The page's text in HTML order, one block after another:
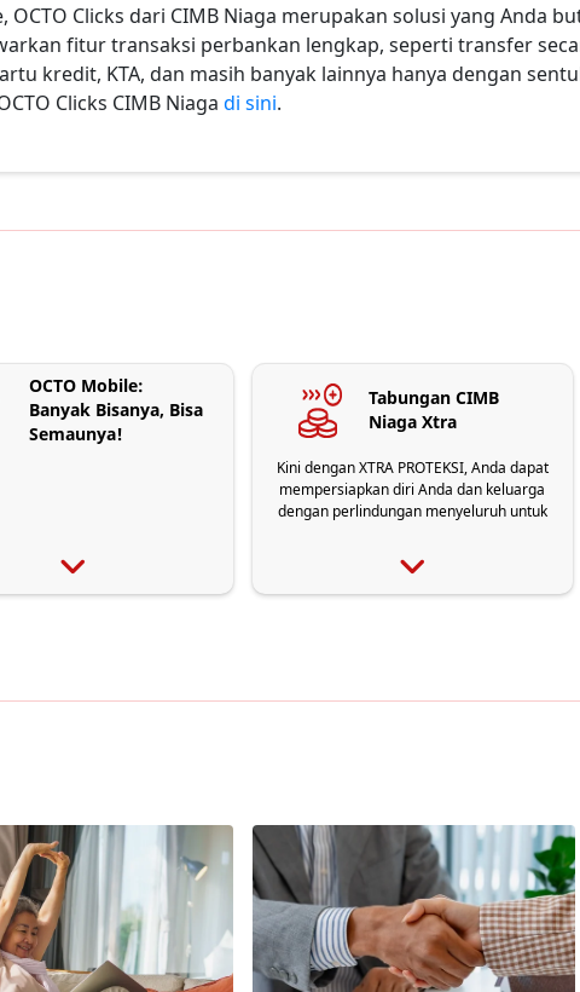
OCTO Clicks dari CIMB Niaga merupakan solusi yang Anda
fitur transaksi perbankan lengkap, seperti transfer
kredit, KTA, dan masih banyak lainnya hanya dengan
Clicks CIMB Niaga di sini.
OCTO Mobile:
Banyak Bisanya, Bisa
Semaunya!
Tabungan CIMB
Niaga Xtra
Kini dengan XTRA PROTEKSI, Anda dapat
mempersiapkan diri Anda dan keluarga
dengan perlindungan menyeluruh untuk
secara GRATIS melalui Tabungan CIMB
Niaga.